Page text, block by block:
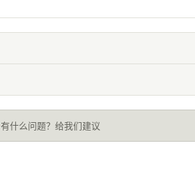
有什么问题？给我们建议